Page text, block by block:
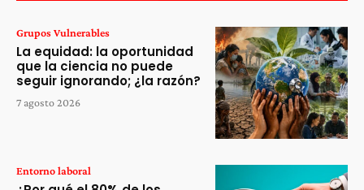
Grupos Vulnerables
La equidad: la oportunidad
que la ciencia no puede
seguir ignorando; ¿la razón?
7 agosto 2026
Entorno laboral